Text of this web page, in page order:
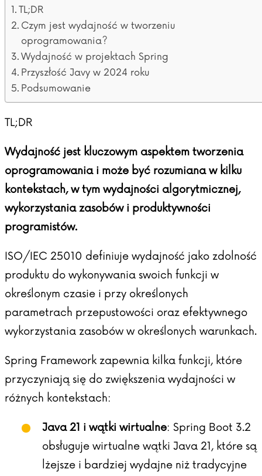
TL;DR
Czym jest wydajność w tworzeniu
oprogramowania?
Wydajność w projektach Spring
Przyszłość Javy w 2024 roku
Podsumowanie
TL;DR
Wydajność jest kluczowym aspektem tworzenia
oprogramowania i może być rozumiana w kilku
kontekstach, w tym wydajności algorytmicznej,
wykorzystania zasobów i produktywności
programistów.
ISO/IEC 25010 definiuje wydajność jako zdolność
produktu do wykonywania swoich funkcji w
określonym czasie i przy określonych
parametrach przepustowości oraz efektywnego
wykorzystania zasobów w określonych warunkach.
Spring Framework zapewnia kilka funkcji, które
przyczyniają się do zwiększenia wydajności w
różnych kontekstach:
Java 21 i wątki wirtualne: Spring Boot 3.2
obsługuje wirtualne wątki Java 21, które są
lżejsze i bardziej wydajne niż tradycyjne